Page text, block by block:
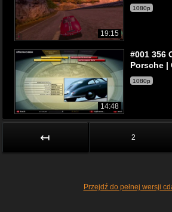
19:15
1080p
14:48
#001 356
Porsche |
1080p
↤ 2
Przejdź do pełnej wersji